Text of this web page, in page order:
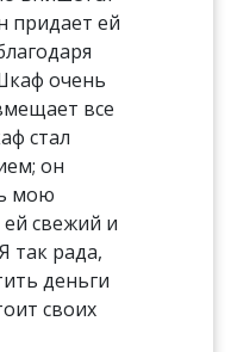
придает ей
очень
все
стал
он
мою
свежий и
так рада,
деньги
своих